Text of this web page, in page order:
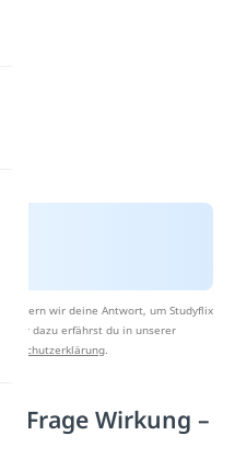
wir deine Antwort, um Studyflix
Mehr dazu erfährst du in unserer
Frage Wirkung –